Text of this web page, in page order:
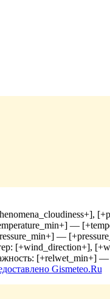
—
—
[+wind_direction+],
[+relwet_min+] —
Gismeteo.Ru